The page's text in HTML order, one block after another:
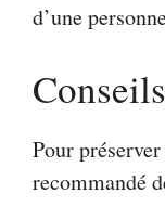
d’une
Pour
recommandé